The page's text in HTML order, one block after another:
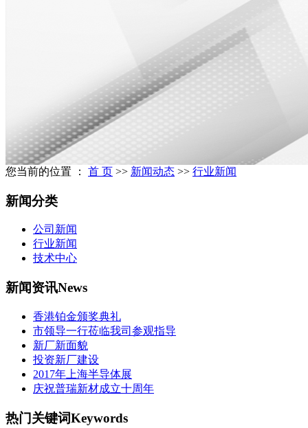
您当前的位置 ： 首 页 >> 新闻动态 >> 行业新闻
新闻分类
公司新闻
行业新闻
技术中心
新闻资讯News
香港铂金颁奖典礼
市领导一行莅临我司参观指导
新厂新面貌
投资新厂建设
2017年上海半导体展
庆祝普瑞新材成立十周年
热门关键词Keywords